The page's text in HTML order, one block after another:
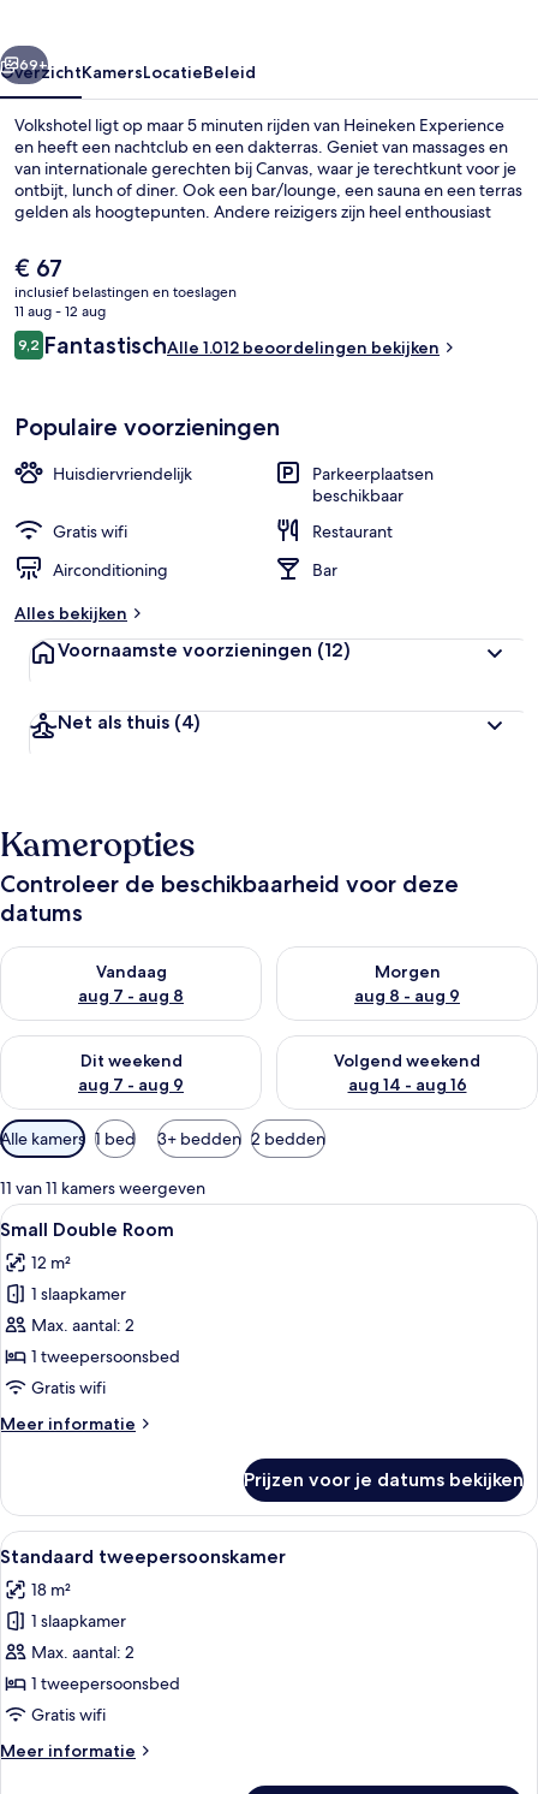
Volgende
69+
OverzichtKamersLocatieBeleid
Volkshotel ligt op maar 5 minuten rijden van Heineken Experience
en heeft een nachtclub en een dakterras. Geniet van massages en
van internationale gerechten bij Canvas, waar je terechtkunt voor je
ontbijt, lunch of diner. Ook een bar/lounge, een sauna en een terras
gelden als hoogtepunten. Andere reizigers zijn heel enthousiast
loopafstand van het openbaar vervoer: Station Wibautstraat
bevindt zich vlakbij en in 6 minuten loop je naar Overstaphalte
Wibautstraat.
De
huidige
prijs
is
€ 67
€ 67
inclusief belastingen en toeslagen
11 aug - 12 aug
Beoordelingen
9,29,2 op 10 –
FantastischAlle 1.012 beoordelingen bekijken
Populaire voorzieningen
Huisdiervriendelijk
Parkeerplaatsen
beschikbaar
Gratis wifi
Restaurant
Airconditioning
Bar
Alles bekijken
Voornaamste voorzieningen (12)
Net als thuis (4)
Kameropties
Controleer de beschikbaarheid voor deze
datums
Vandaag
aug 7 - aug 8
De beschikbaarheid controleren voor vanavond aug 7 - aug 8
Morgen
aug 8 - aug 9
De beschikbaarheid
Dit weekend
aug 7 - aug 9
De beschikbaarheid controleren voor dit weekend aug 7 -
Volgend weekend
aug 14 - aug 16
De beschikbaarheid
Beschikbare
filters
voor
kamers
Alle kamers 1 bed 3+ bedden 2 bedden
11 van 11 kamers weergeven
Alle
foto's
voor
Small
Double
Room
laden
Een netjes opgemaakt bed met
5
Small Double Room
12 m²
1 slaapkamer
Max. aantal: 2
1 tweepersoonsbed
Gratis wifi
Meer informatie
Meer
Double
Room
Prijzen voor je datums bekijken
Alle
foto's
voor
Standaard
tweepersoonskamer
laden
Standaard tweepersoonskamer |
5
Standaard tweepersoonskamer
18 m²
1 slaapkamer
Max. aantal: 2
1 tweepersoonsbed
Gratis wifi
Meer informatie
Meer